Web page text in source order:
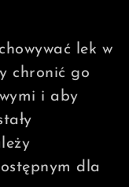
lek w
chronić go
i aby
dla